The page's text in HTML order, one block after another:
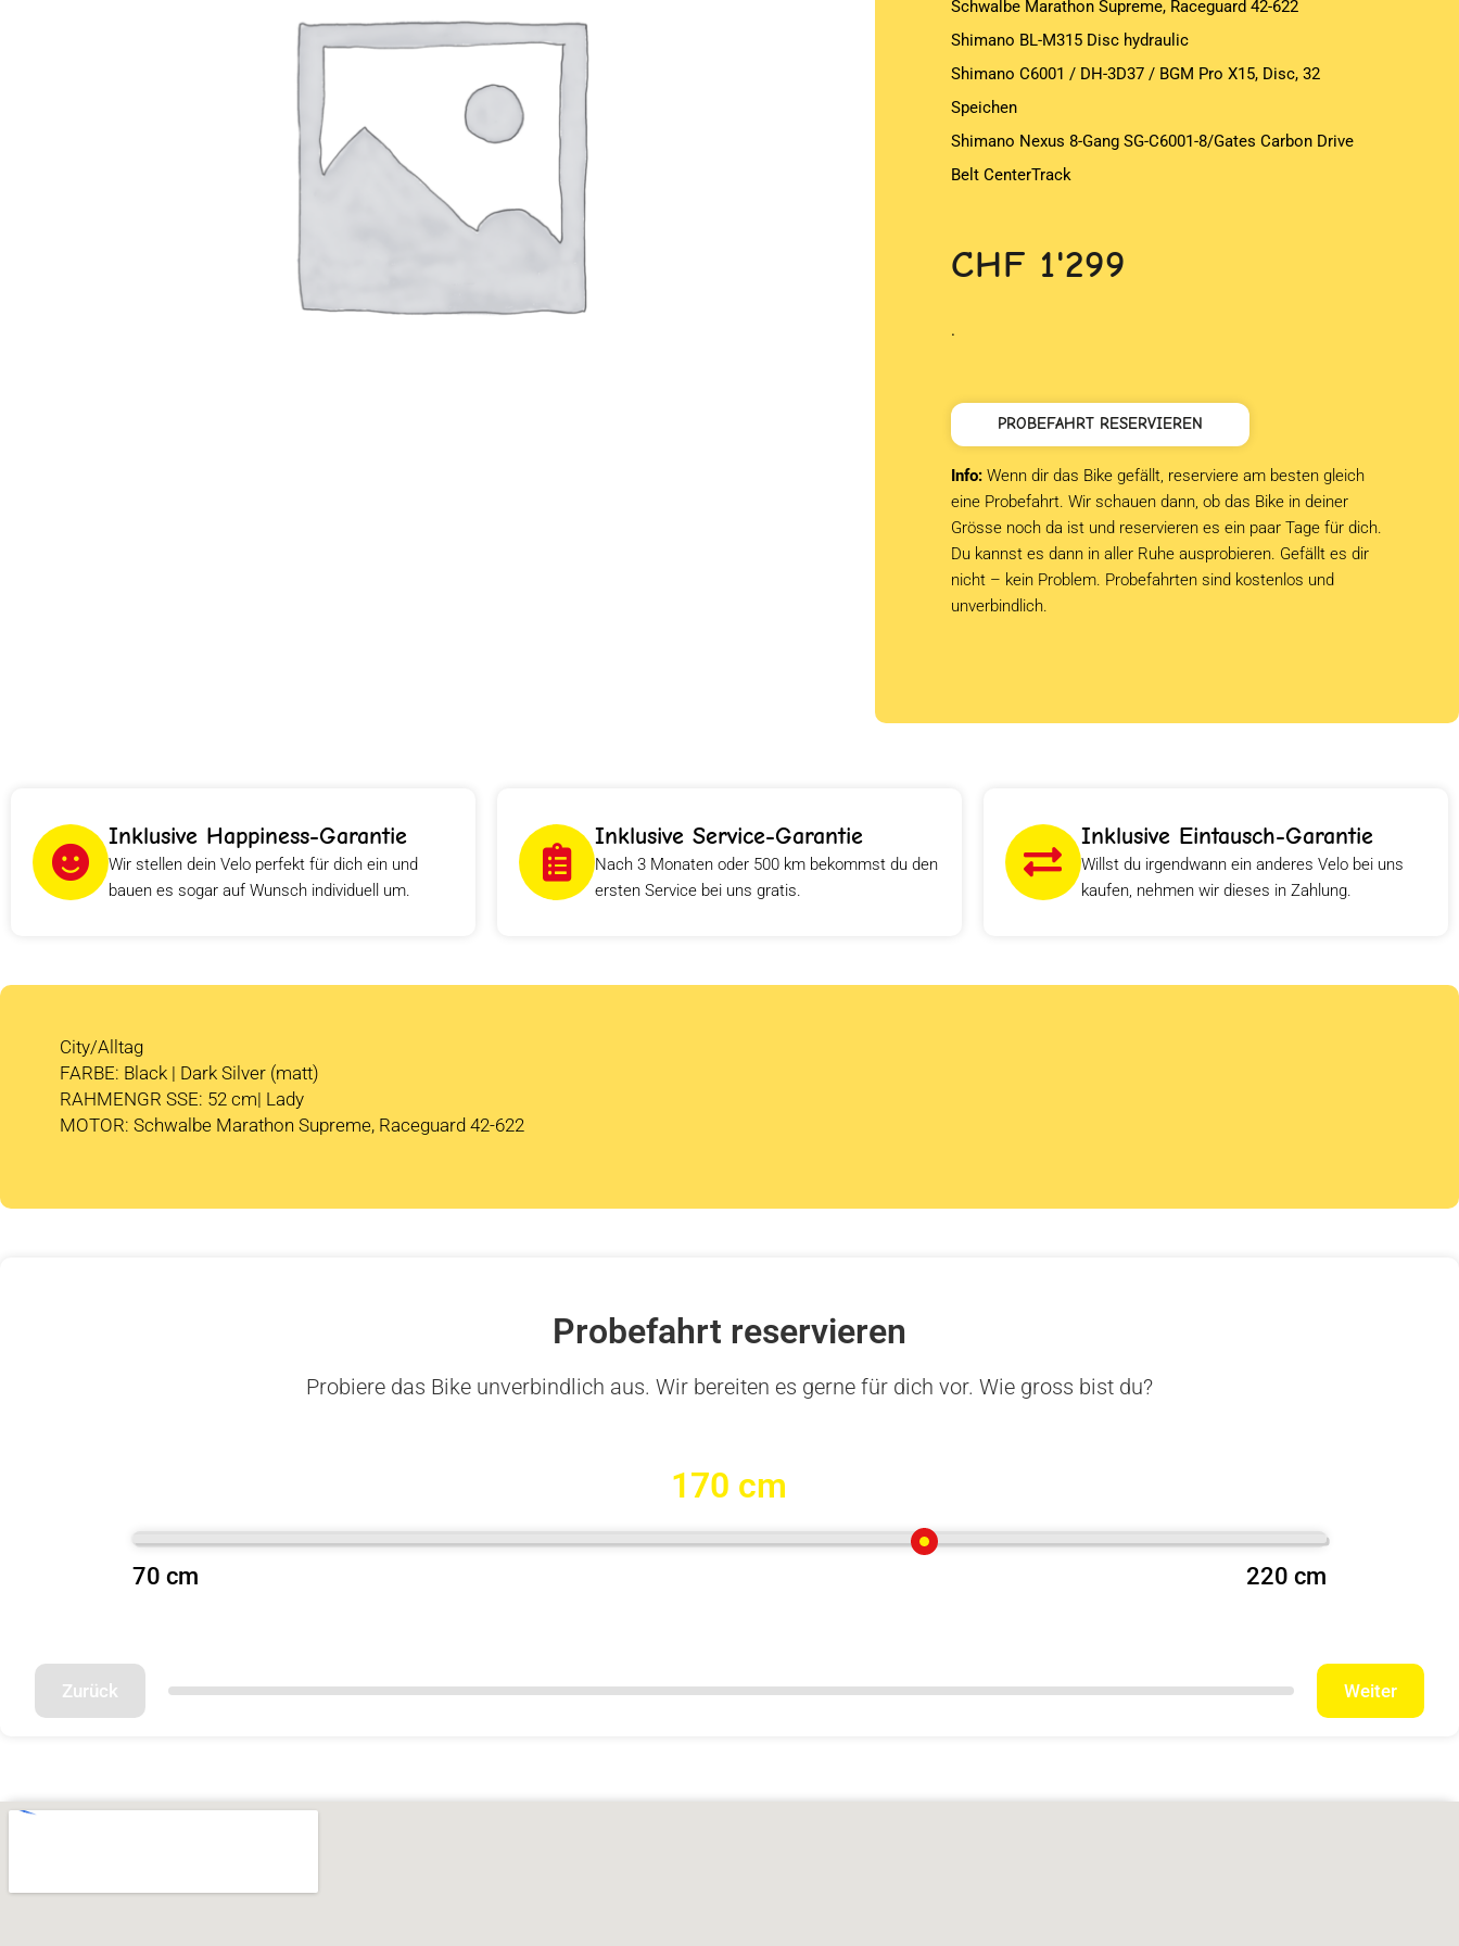
Schwalbe Marathon Supreme, Raceguard 42-622
Shimano BL-M315 Disc hydraulic
Shimano C6001 / DH-3D37 / BGM Pro X15, Disc, 32
Speichen
Shimano Nexus 8-Gang SG-C6001-8/Gates Carbon Drive
Belt CenterTrack
CHF 1'299
.
PROBEFAHRT RESERVIEREN
Info: Wenn dir das Bike gefällt, reserviere am besten gleich
eine Probefahrt. Wir schauen dann, ob das Bike in deiner
Grösse noch da ist und reservieren es ein paar Tage für dich.
Du kannst es dann in aller Ruhe ausprobieren. Gefällt es dir
nicht – kein Problem. Probefahrten sind kostenlos und
unverbindlich.
Inklusive Happiness-Garantie
Wir stellen dein Velo perfekt für dich ein und
bauen es sogar auf Wunsch individuell um.
Inklusive Service-Garantie
Nach 3 Monaten oder 500 km bekommst du den
ersten Service bei uns gratis.
Inklusive Eintausch-Garantie
Willst du irgendwann ein anderes Velo bei uns
kaufen, nehmen wir dieses in Zahlung.
City/Alltag
FARBE: Black | Dark Silver (matt)
RAHMENGR SSE: 52 cm| Lady
MOTOR: Schwalbe Marathon Supreme, Raceguard 42-622
Probefahrt reservieren
Probiere das Bike unverbindlich aus. Wir bereiten es gerne für dich vor. Wie gross bist du?
170 cm
70 cm 220 cm
Zurück Weiter